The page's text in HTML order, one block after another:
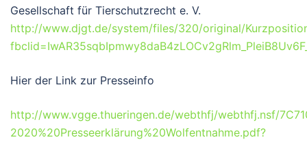
Gesellschaft für Tierschutzrecht e. V.
http://www.djgt.de/system/files/320/original/
Hier der Link zur Presseinfo
http://www.vgge.thueringen.de/webthfj/webthfj.nsf/
2020%20Presseerklärung%20Wolfentnahme.pdf?